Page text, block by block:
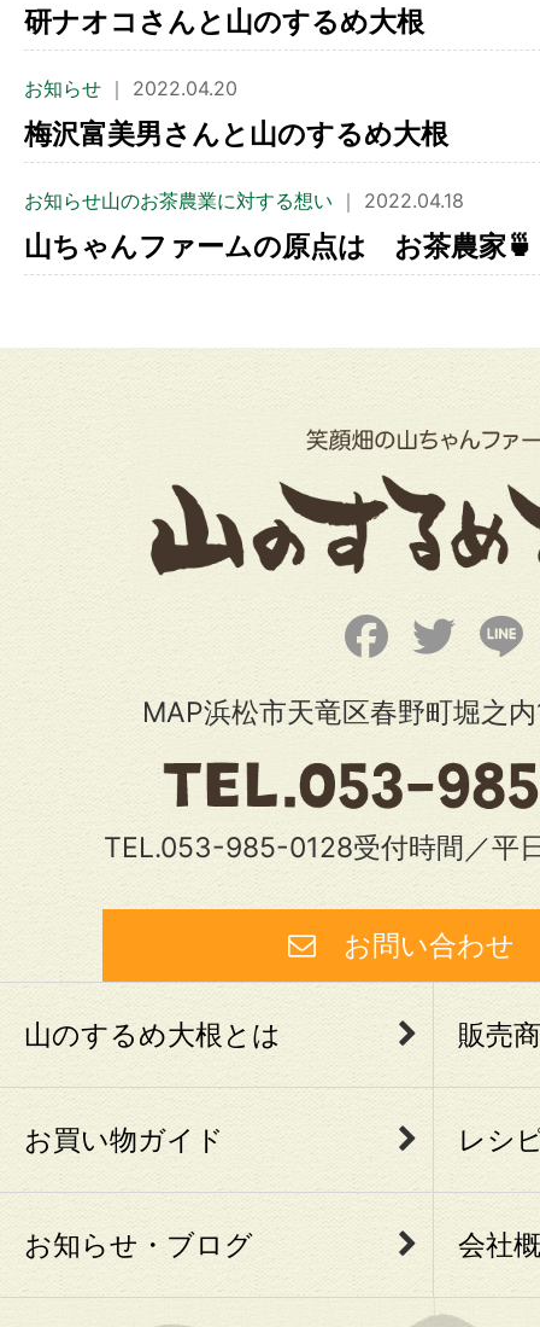
研ナオコさんと山のするめ大根
お知らせ ｜ 2022.04.20
梅沢富美男さんと山のするめ大根
お知らせ山のお茶農業に対する想い ｜ 2022.04.18
山ちゃんファームの原点は お茶農家🍵
FacebookTwitter
MAP浜松市天竜区春野町堀之
TEL.053-985-0128受付時間／平
お問い合わ
山のするめ大根とは 販売
お買い物ガイド レシ
お知らせ・ブログ 会社